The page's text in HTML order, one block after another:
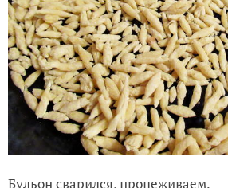
Бульон сварился, процеживаем.